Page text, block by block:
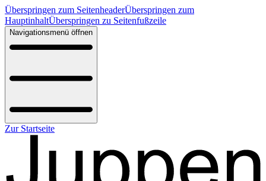
Überspringen zum SeitenheaderÜberspringen zum
HauptinhaltÜberspringen zu Seitenfußzeile
Navigationsmenü öffnen
Zur Startseite